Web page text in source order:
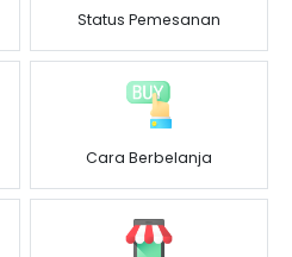
Status Pemesanan
Cara Berbelanja